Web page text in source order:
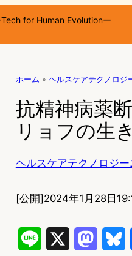
Tech for Human Evolutionー
ホーム » ヘルスケアテクノロジ
抗精神病薬
リョフの生
ヘルスケアテクノロジー
[公開]2024年1月28日